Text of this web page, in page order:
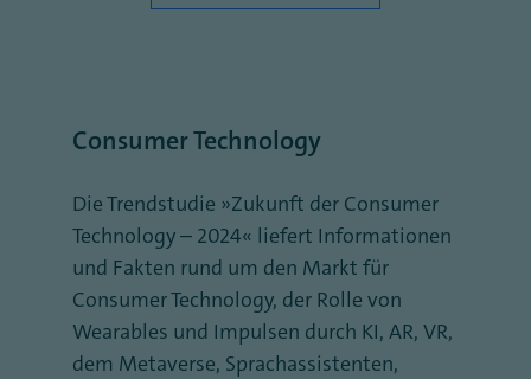
Consumer Technology
Die Trendstudie „Zukunft der Consumer
Technology – 2024“ liefert Informationen
und Fakten rund um den Markt für
Consumer Technology, der Rolle von
Wearables und Impulsen durch KI, AR, VR,
dem Metaverse, Sprachassistenten,